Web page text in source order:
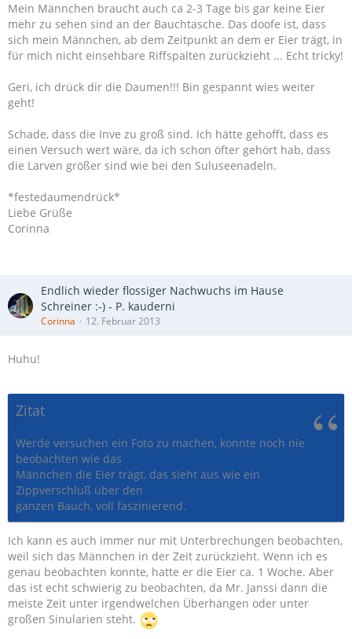
Mein Männchen braucht auch ca 2-3 Tage bis gar keine Eier
mehr zu sehen sind an der Bauchtasche. Das doofe ist, dass
sich mein Männchen, ab dem Zeitpunkt an dem er Eier trägt, in
für mich nicht einsehbare Riffspalten zurückzieht ... Echt tricky!
Geri, ich drück dir die Daumen!!! Bin gespannt wies weiter
geht!
Schade, dass die Inve zu groß sind. Ich hätte gehofft, dass es
einen Versuch wert wäre, da ich schon öfter gehört hab, dass
die Larven größer sind wie bei den Suluseenadeln.
*festedaumendrück*
Liebe Grüße
Corinna
Endlich wieder flossiger Nachwuchs im Hause
Schreiner :-) - P. kauderni
Corinna 12. Februar 2013
Huhu!
Zitat
Werde versuchen ein Foto zu machen, konnte noch nie
beobachten wie das
Männchen die Eier trägt, das sieht aus wie ein
Zippverschluß über den
ganzen Bauch, voll faszinierend.
Ich kann es auch immer nur mit Unterbrechungen beobachten,
weil sich das Männchen in der Zeit zurückzieht. Wenn ich es
genau beobachten konnte, hatte er die Eier ca. 1 Woche. Aber
das ist echt schwierig zu beobachten, da Mr. Janssi dann die
meiste Zeit unter irgendwelchen Überhängen oder unter
großen Sinularien steht.